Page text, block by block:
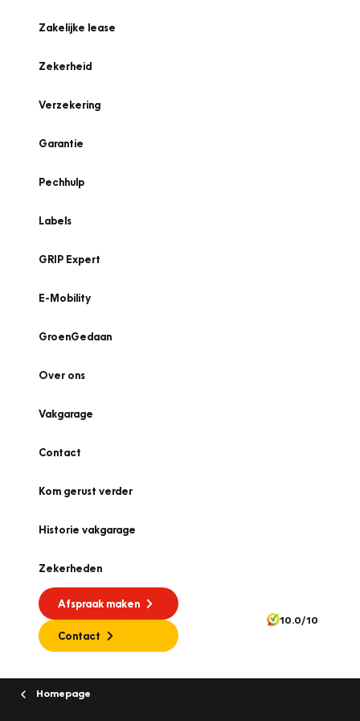
Zakelijke lease
Zekerheid
Verzekering
Garantie
Pechhulp
Labels
GRIP Expert
E-Mobility
GroenGedaan
Over ons
Vakgarage
Contact
Kom gerust verder
Historie vakgarage
Zekerheden
Afspraak maken
Contact
10.0/10
Homepage